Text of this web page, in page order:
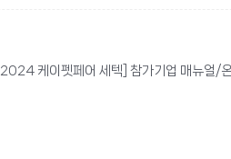
[2024 케이펫페어 세텍] 참가기업 매뉴얼/